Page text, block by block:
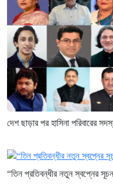
দেশ ছাড়ার পর হাসিনা পরিবারের
“তিন প্রতিবন্ধীর নতুন স্বপ্নের